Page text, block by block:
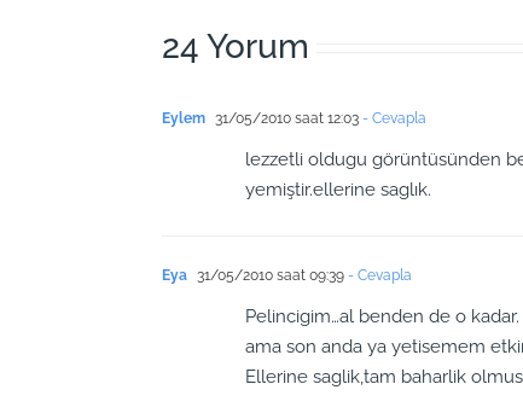
24 Yorum
Eylem 31/05/2010 saat 12:03 - Cevapla
lezzetli oldugu görüntüsünden
yemiştir.ellerine saglık.
Eya 31/05/2010 saat 09:39 - Cevapla
Pelincigim…al benden de o
ama son anda ya yetisemem
Ellerine saglik,tam baharlik